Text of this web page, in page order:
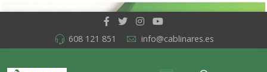
608 121 851 info@cablinares.es